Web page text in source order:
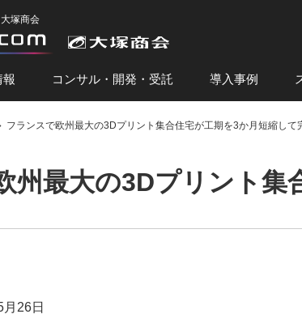
塚商会
報 コンサル・開発・受託 導入事例
フランスで欧州最大の3Dプリント集合住宅が工期を3か月短縮して
州最大の3Dプリント集
26日